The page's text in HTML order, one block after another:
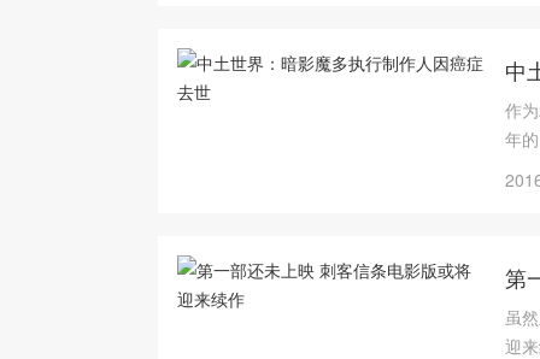
中
作
年
第
虽
迎